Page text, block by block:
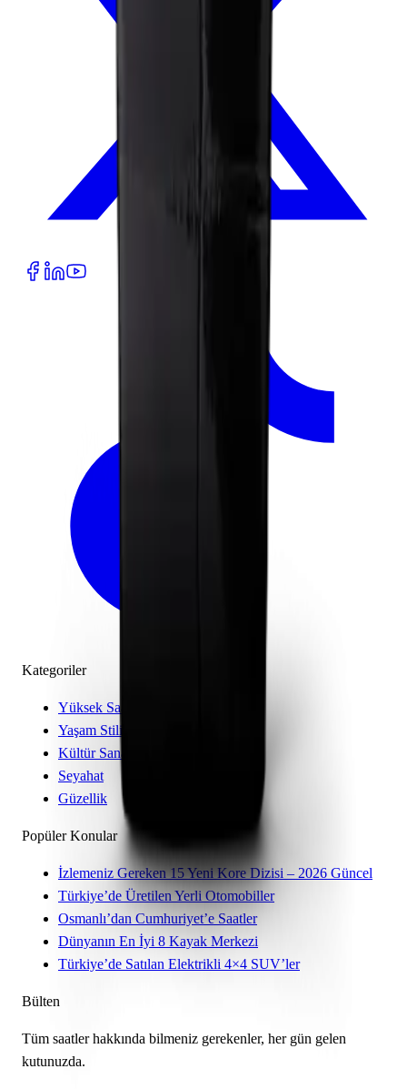
Kategoriler
Yüksek Saatçilik
Yaşam Stili
Kültür Sanat
Seyahat
Güzellik
Popüler Konular
İzlemeniz Gereken 15 Yeni Kore Dizisi – 2026 Güncel
Türkiye’de Üretilen Yerli Otomobiller
Osmanlı’dan Cumhuriyet’e Saatler
Dünyanın En İyi 8 Kayak Merkezi
Türkiye’de Satılan Elektrikli 4×4 SUV’ler
Bülten
Tüm saatler hakkında bilmeniz gerekenler, her gün gelen
kutunuzda.